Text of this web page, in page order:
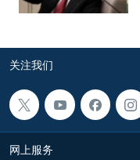
关注我们
网上服务